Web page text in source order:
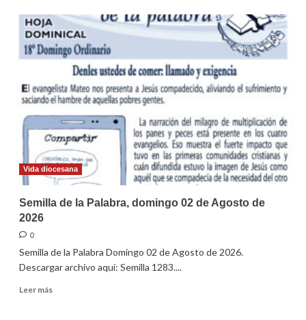
Semilla
de
la
Palabra,
domingo
de
Agosto
de
2026
Vida diocesana
Semilla de la Palabra, domingo 02 de Agosto de
2026
0
Semilla de la Palabra Domingo 02 de Agosto de 2026.
Descargar archivo aquí: Semilla 1283....
Leer másLeer